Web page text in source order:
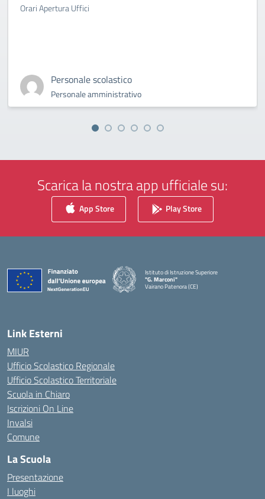
Orari Apertura Uffici
Personale scolastico
Personale amministrativo
Scarica la nostra app ufficiale su:
App Store Play Store
Istituto di Istruzione Superiore
"G. Marconi"
Vairano Patenora (CE)
Link Esterni
MIUR
Ufficio Scolastico Regionale
Ufficio Scolastico Territoriale
Scuola in Chiaro
Iscrizioni On Line
Invalsi
Comune
La Scuola
Presentazione
I luoghi